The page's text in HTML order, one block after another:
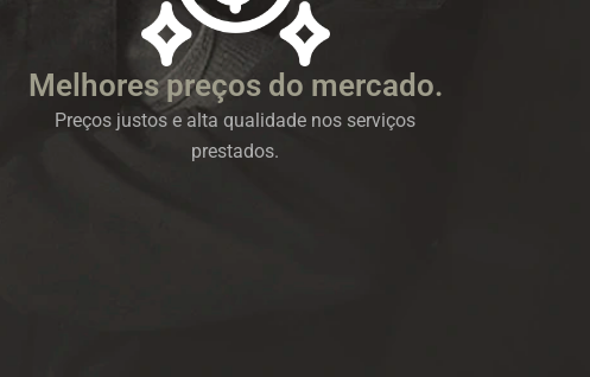
Melhores preços do mercado.
Preços justos e alta qualidade nos serviços
prestados.